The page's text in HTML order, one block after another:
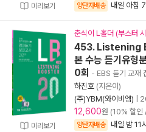
미리보기 양탄자배송 내일 아침 7
미리보기
춘식이 L홀더 (부스터
453. Listening
본 수능 듣기유형
0회 - EBS 듣기 교재
하진호 (지은이)
(주)YBM(와이비엠)
12,600원 (10% 할
양탄자배송 내일 밤 11시